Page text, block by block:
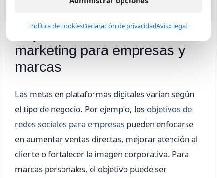
involucrados para generar compromiso.
Objetivos de social media
marketing para empresas y
marcas
Las metas en plataformas digitales varían según
el tipo de negocio. Por ejemplo, los objetivos de
redes sociales para empresas pueden enfocarse
en aumentar ventas directas, mejorar atención al
cliente o fortalecer la imagen corporativa. Para
marcas personales, el objetivo puede ser
Política de cookiesDeclaración de privacidadAviso legal